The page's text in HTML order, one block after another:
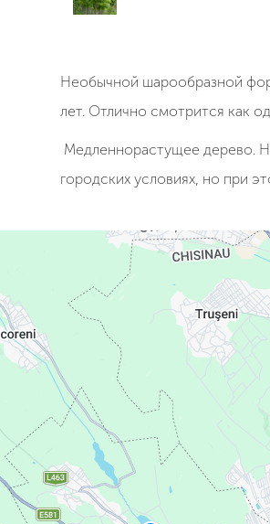
Необычной шарообразной
лет. Отлично смотрится как
Медленнорастущее дерево.
городских условиях, но при